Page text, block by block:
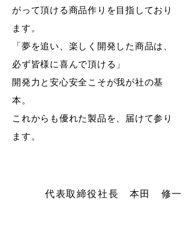
がって頂ける商品作りを目指しており
ます。
「夢を追い、楽しく開発した商品は、
必ず皆様に喜んで頂ける」
開発力と安心安全こそが我が社の基
本。
これからも優れた製品を、届けて参り
ます。
代表取締役社長 本田 修一